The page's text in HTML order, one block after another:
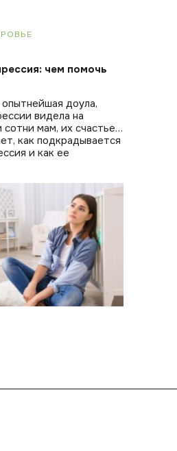
чем помочь
доула,
видела на
сотни мам, их счастье…
как подкрадывается
и как ее